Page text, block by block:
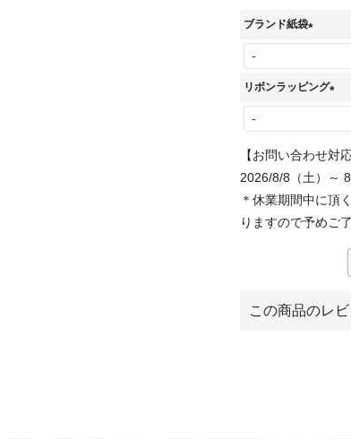
ブランド紙袋
必
須
リボンラッピング
必
須
)
【お問い合わせ対
2026/8/8（土）～
＊休業期間中に頂
りますので予めご